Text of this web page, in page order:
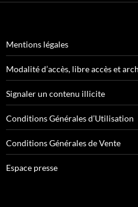
Mentions légales
Modalité d’accès, libre accès et
Signaler un contenu illicite
Conditions Générales d’Utilisation
Conditions Générales de Vente
Espace presse